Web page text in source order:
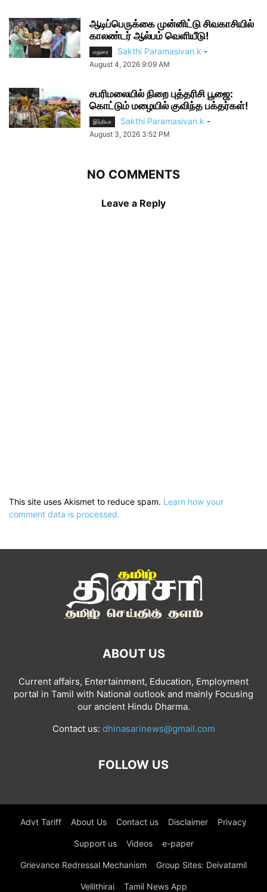
ஆடிப்பெருக்கை முன்னிட்டு சிவகாசியில்
காலண்டர் ஆல்பம் வெளியீடு!
மதுரை Sakthi Paramasivan.k -
August 4, 2026 9:09 AM
சபரிமலையில் நிறை புத்தரிசி பூஜை:
கொட்டும் மழையில் குவிந்த பக்தர்கள்!
இந்தியா Sakthi Paramasivan.k -
August 3, 2026 3:52 PM
NO COMMENTS
Leave a Reply
This site uses Akismet to reduce spam. Learn how your
comment data is processed.
ABOUT US
Current affairs, Entertainment, Education, Employment
portal in Tamil with National outlook and mainly Focusing
our ancient Hindu Dharma.
Contact us: dhinasarinews@gmail.com
FOLLOW US
Advt Tariff About Us Contact us Disclaimer Privacy
Support us Videos e-paper
Grievance Redressal Mechanism Group Sites: Deivatamil
Vellithirai Tamil News App